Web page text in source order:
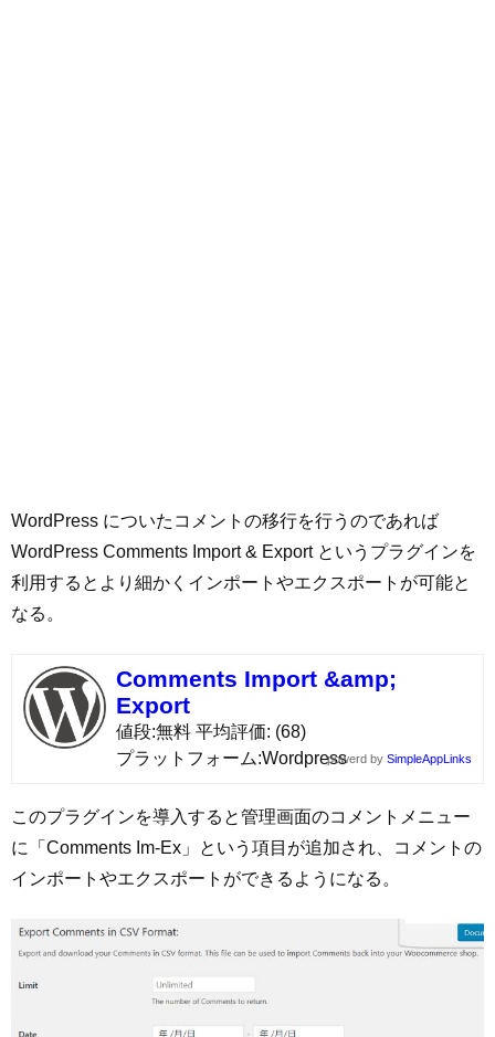
WordPress についたコメントの移行を行うのであれば
WordPress Comments Import & Export というプラグインを
利用するとより細かくインポートやエクスポートが可能と
なる。
Comments Import &amp;
Export
値段 無料 平均評価 (68)
プラットフォーム Wordpresspowerd by SimpleAppLinks
このプラグインを導入すると管理画面のコメントメニュー
に「Comments Im-Ex」という項目が追加され、コメントの
インポートやエクスポートができるようになる。